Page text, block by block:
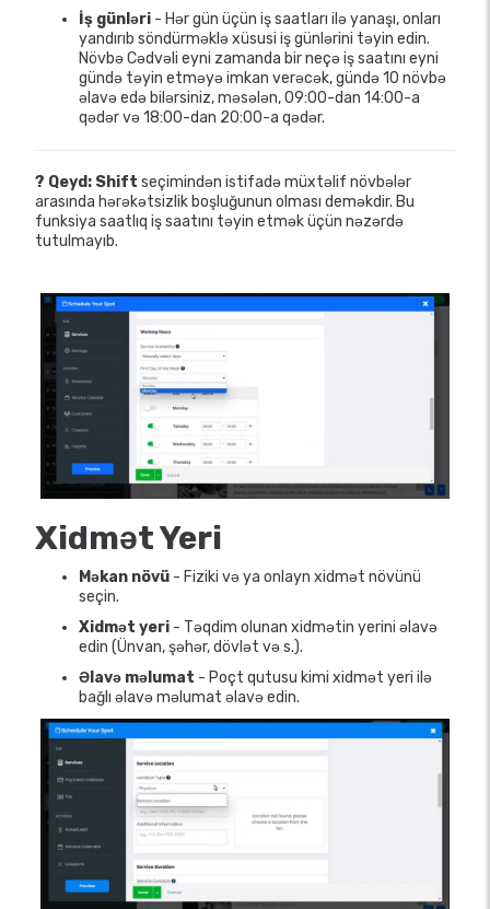
İş günləri - Hər gün üçün iş saatları ilə yanaşı, onları
yandırıb söndürməklə xüsusi iş günlərini təyin edin.
Növbə Cədvəli eyni zamanda bir neçə iş saatını eyni
gündə təyin etməyə imkan verəcək, gündə 10 növbə
əlavə edə bilərsiniz, məsələn, 09:00-dan 14:00-a
qədər və 18:00-dan 20:00-a qədər.
? Qeyd: Shift seçimindən istifadə müxtəlif növbələr
arasında hərəkətsizlik boşluğunun olması deməkdir. Bu
funksiya saatlıq iş saatını təyin etmək üçün nəzərdə
tutulmayıb.
Xidmət Yeri
Məkan növü - Fiziki və ya onlayn xidmət növünü
seçin.
Xidmət yeri - Təqdim olunan xidmətin yerini əlavə
edin (Ünvan, şəhər, dövlət və s.).
Əlavə məlumat - Poçt qutusu kimi xidmət yeri ilə
bağlı əlavə məlumat əlavə edin.